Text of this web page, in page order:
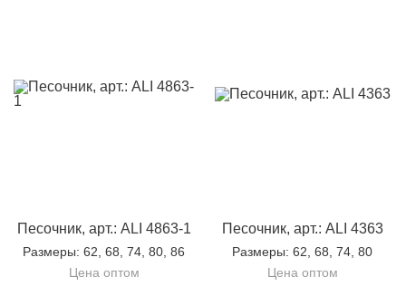
Песочник, арт.: ALI 4863-1
Размеры: 62, 68, 74, 80, 86
Цена оптом
Песочник, арт.: ALI 4363
Размеры: 62, 68, 74, 80
Цена оптом